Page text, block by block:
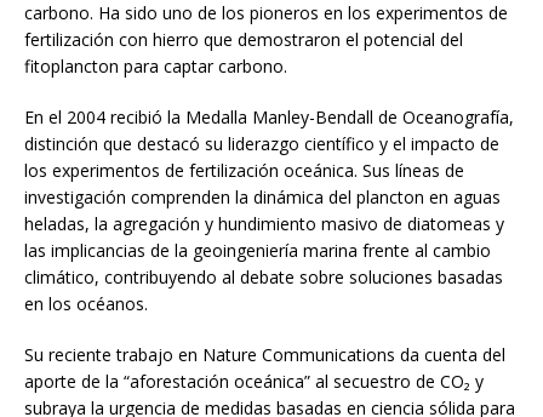
carbono. Ha sido uno de los pioneros en los experimentos de
fertilización con hierro que demostraron el potencial del
fitoplancton para captar carbono.
En el 2004 recibió la Medalla Manley-Bendall de Oceanografía,
distinción que destacó su liderazgo científico y el impacto de
los experimentos de fertilización oceánica. Sus líneas de
investigación comprenden la dinámica del plancton en aguas
heladas, la agregación y hundimiento masivo de diatomeas y
las implicancias de la geoingeniería marina frente al cambio
climático, contribuyendo al debate sobre soluciones basadas
en los océanos.
Su reciente trabajo en Nature Communications da cuenta del
aporte de la “aforestación oceánica” al secuestro de CO₂ y
subraya la urgencia de medidas basadas en ciencia sólida para